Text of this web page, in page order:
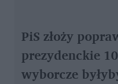
PiS złoży
prezydenckie
wyborcze